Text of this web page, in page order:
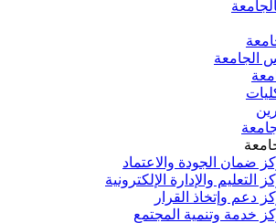
الجامعة
ضمان الجودة والاعتماد
التعليم والإدارة الإلكترونية
دعم وإتخاذ القرار
خدمة وتنمية المجتمع